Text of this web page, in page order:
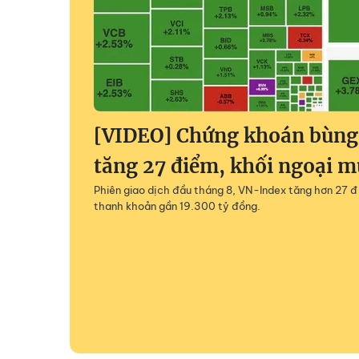
[VIDEO] Chứng khoán
tăng 27 điểm, khối ngoại
Phiên giao dịch đầu tháng 8, VN-Index tăng hơn 27
thanh khoản gần 19.300 tỷ đồng.